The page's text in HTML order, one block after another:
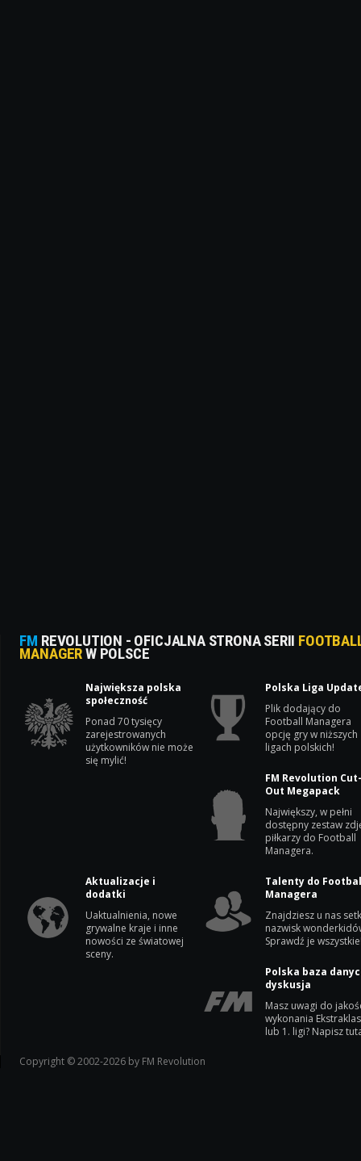
FM REVOLUTION - OFICJALNA STRONA SERII
MANAGERW POLSCE
Największa polska
społeczność
Ponad 70 tysięcy
zarejestrowanych
użytkowników nie może
się mylić!
Polska Liga
Plik dodający do
Football Managera
opcję gry w niższych
ligach polskich!
FM Revolution
Out Megapack
Największy, w pełni
dostępny zestaw
piłkarzy do Football
Managera.
Aktualizacje i
dodatki
Uaktualnienia, nowe
grywalne kraje i inne
nowości ze światowej
sceny.
Talenty do
Managera
Znajdziesz u nas
nazwisk
Sprawdź je
Polska baza
dyskusja
Masz uwagi do
wykonania
lub 1. ligi? Napisz
Copyright © 2002-2026 by FM Revolution